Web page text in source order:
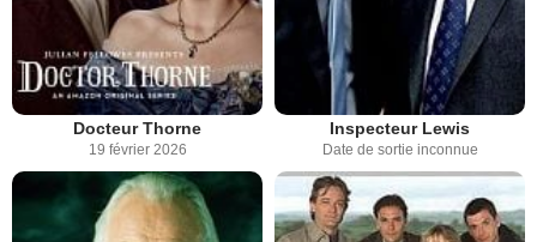
Docteur Thorne
19 février 2026
Inspecteur Lewis
Date de sortie inconnue